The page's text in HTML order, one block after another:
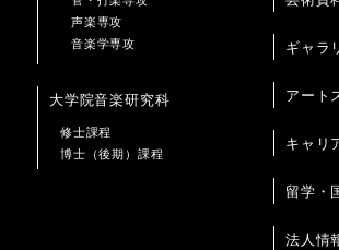
声楽専攻
音楽学専攻
大学院音楽研究科
修士課程
博士（後期）課程
ギャラ
アート
キャリ
留学・
法人情